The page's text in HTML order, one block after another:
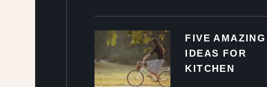
FIVE AMAZING
IDEAS FOR
KITCHEN